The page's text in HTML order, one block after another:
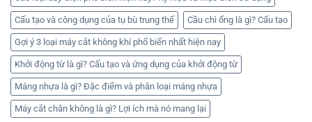
Cấu tạo và công dụng của tụ bù trung thế Cầu chì ống là gì? Cấu tạo
Gợi ý 3 loại máy cắt không khí phổ biến nhất hiện nay
Khởi động từ là gì? Cấu tạo và ứng dụng của khởi động từ
Máng nhựa là gì? Đặc điểm và phân loại máng nhựa
Máy cắt chân không là gì? Lợi ích mà nó mang lại